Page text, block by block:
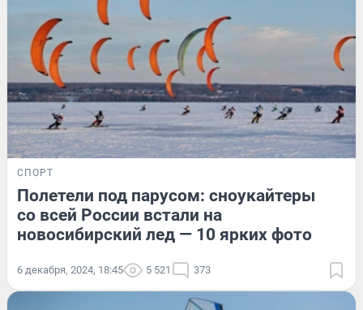
СПОРТ
Полетели под парусом: сноукайтеры
со всей России встали на
новосибирский лед — 10 ярких фото
6 декабря, 2024, 18:45 5 521 373